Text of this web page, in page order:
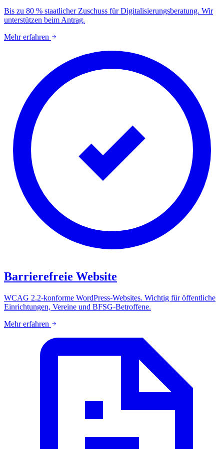
Bis zu 80 % staatlicher Zuschuss für Digitalisierungsberatung. Wir
unterstützen beim Antrag.
Mehr erfahren
Barrierefreie Website
WCAG 2.2-konforme WordPress-Websites. Wichtig für öffentliche
Einrichtungen, Vereine und BFSG-Betroffene.
Mehr erfahren